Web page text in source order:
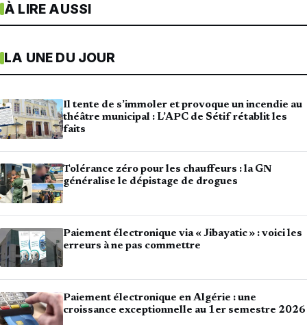
À LIRE AUSSI
LA UNE DU JOUR
Il tente de s’immoler et provoque un incendie au
théâtre municipal : L’APC de Sétif rétablit les
faits
Tolérance zéro pour les chauffeurs : la GN
généralise le dépistage de drogues
Paiement électronique via « Jibayatic » : voici les
erreurs à ne pas commettre
Paiement électronique en Algérie : une
croissance exceptionnelle au 1er semestre 2026